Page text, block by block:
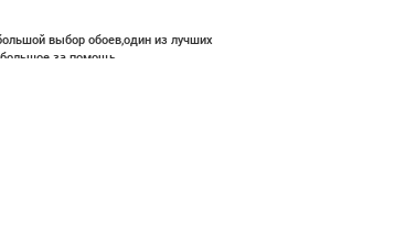
выбор обоев,один из лучших
за помощь.